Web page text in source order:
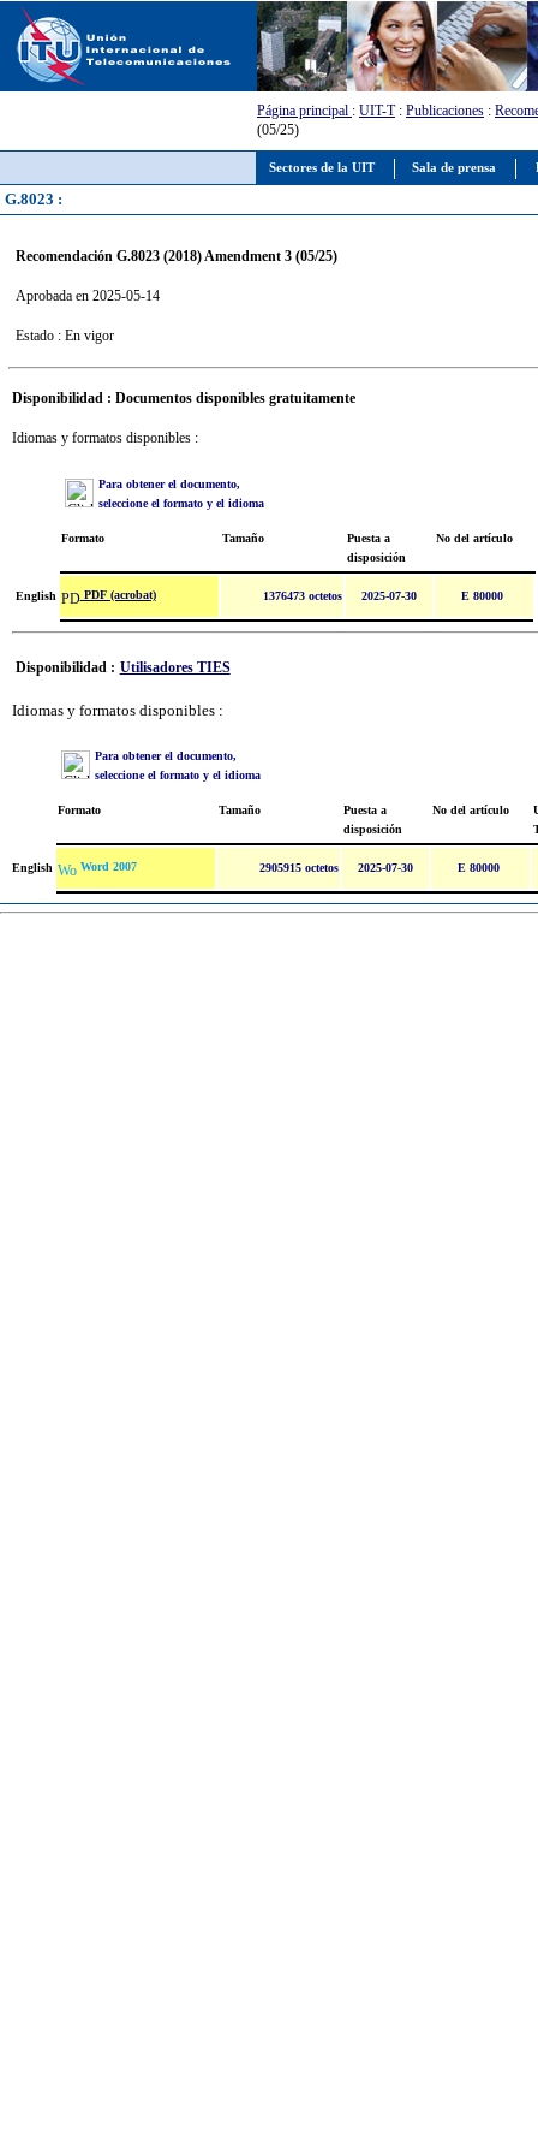
Sectores de la UIT Sala de prensa
Página principal : UIT-T: Publicaciones :
(05/25)
G.8023 :
Recomendación G.8023 (2018) Amendment 3 (05/25)
Aprobada en 2025-05-14
Estado : En vigor
Disponibilidad : Documentos disponibles gratuitamente
Idiomas y formatos disponibles :
Para obtener el documento,
seleccione el formato y el idioma
Formato Tamaño
Puesta a
disposición
No del artículo
English PDF (acrobat) 1376473 octetos 2025-07-30 E 80000
Disponibilidad : Utilisadores TIES
Idiomas y formatos disponibles :
Para obtener el documento,
seleccione el formato y el idioma
Formato Tamaño
Puesta a
disposición
No del artículo
English Word 2007 2905915 octetos 2025-07-30 E 80000